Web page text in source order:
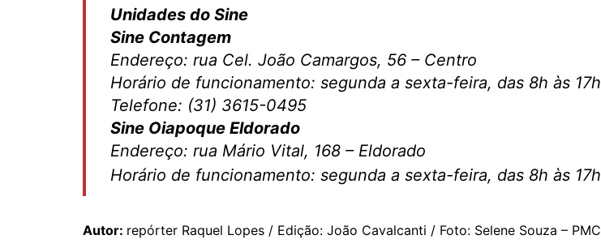
Unidades do Sine
Sine Contagem
Endereço: rua Cel. João Camargos, 56 – Centro
Horário de funcionamento: segunda a sexta-feira, das 8h às 17h
Telefone: (31) 3615-0495
Sine Oiapoque Eldorado
Endereço: rua Mário Vital, 168 – Eldorado
Horário de funcionamento: segunda a sexta-feira, das 8h às 17h
Autor: repórter Raquel Lopes / Edição: João Cavalcanti / Foto: Selene Souza – PMC